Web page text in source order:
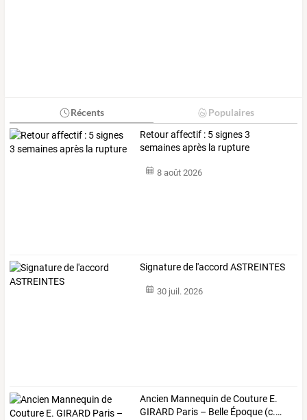
Récents Populaires
Retour affectif : 5 signes 3
semaines après la rupture
8 août 2026
Signature de l'accord ASTREINTES
30 juil. 2026
Ancien Mannequin deCouture E.
GIRARD Paris – Belle Époque (c.…